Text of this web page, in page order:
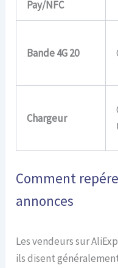
Pay/NFC
Bande 4G 20
Chargeur
Comment
annonces
Les vendeurs sur
ils disent